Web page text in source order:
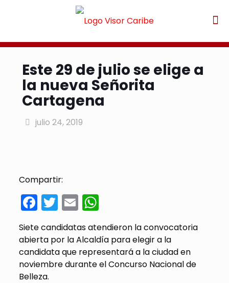
Este 29 de julio se elige a
la nueva Señorita
Cartagena
julio 24, 2019
Compartir:
Facebook
Twitter
EmailWhatsApp
Siete candidatas atendieron la convocatoria
abierta por la Alcaldía para elegir a la
candidata que representará a la ciudad en
noviembre durante el Concurso Nacional de
Belleza.